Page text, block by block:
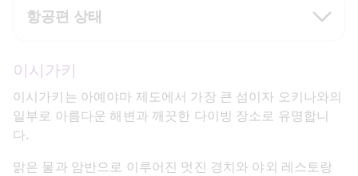
항공편 상태
이시가키
이시가키는 아예야마 제도에서 가장 큰 섬이자 오키나와의
일부로 아름다운 해변과 깨끗한 다이빙 장소로 유명합니
다.
맑은 물과 암반으로 이루어진 멋진 경치와 야외 레스토랑